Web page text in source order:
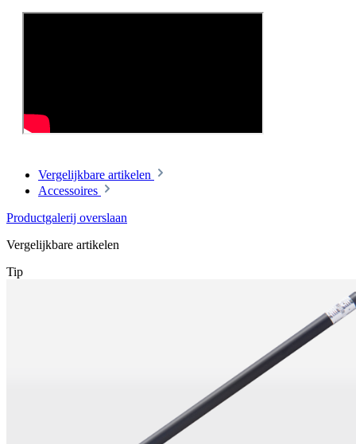
Vergelijkbare artikelen
Accessoires
Productgalerij overslaan
Vergelijkbare artikelen
Tip